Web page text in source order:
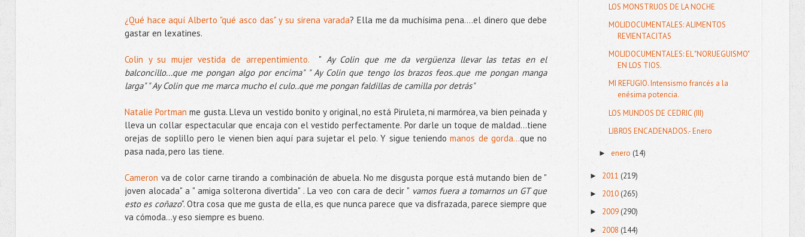
¿Qué hace aquí Alberto "qué asco das" y su sirena varada? Ella me da muchísima pena....el dinero que debe
gastar en lexatines.
Colin y su mujer vestida de arrepentimiento. " Ay Colin que me da vergüenza llevar las tetas en el
balconcillo...que me pongan algo por encima" " Ay Colin que tengo los brazos feos..que me pongan manga
larga" " Ay Colin que me marca mucho el culo..que me pongan faldillas de camilla por detrás"
Natalie Portman me gusta. Lleva un vestido bonito y original, no está Piruleta, ni marmórea, va bien peinada y
lleva un collar espectacular que encaja con el vestido perfectamente. Por darle un toque de maldad...tiene
orejas de soplillo pero le vienen bien aquí para sujetar el pelo. Y sigue teniendomanos de gorda...que no
pasa nada, pero las tiene.
Cameron va de color carne tirando a combinación de abuela. No me disgusta porque está mutando bien de "
joven alocada" a " amiga solterona divertida" . La veo con cara de decir " vamos fuera a tomarnos un GT que
esto es coñazo". Otra cosa que me gusta de ella, es que nunca parece que va disfrazada, parece siempre que
va cómoda...y eso siempre es bueno.
LOS MONSTRUOS DE LA NOCHE
MOLIDOCUMENTALES: ALIMENTOS
REVIENTACITAS
MOLIDOCUMENTALES: EL "NORUEGUISMO"
EN LOS TIOS.
MI REFUGIO. Intensismo francés a la
enésima potencia.
LOS MUNDOS DE CEDRIC (III)
LIBROS ENCADENADOS.- Enero
►enero (14)
► 2011 (219)
► 2010 (265)
► 2009 (290)
► 2008 (144)